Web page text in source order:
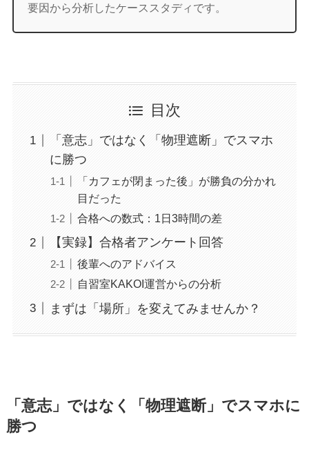
要因から分析したケーススタディです。
目次
「意志」ではなく「物理遮断」でスマホ
に勝つ
「カフェが閉まった後」が勝負の分かれ
目だった
合格への数式：1日3時間の差
【実録】合格者アンケート回答
後輩へのアドバイス
自習室KAKOI運営からの分析
まずは「場所」を変えてみませんか？
「意志」ではなく「物理遮断」でスマホに
勝つ